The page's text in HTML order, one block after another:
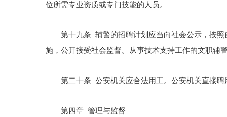
位所需专业资质或专门技能的人员。
第十九条 辅警的招聘计划应当向社会公示，按照
施，公开接受社会监督。从事技术支持工作的文职辅
第二十条 公安机关应合法用工。公安机关直接聘
第四章 管理与监督